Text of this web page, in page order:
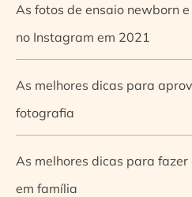
As fotos de ensaio newborn
no Instagram em 2021
As melhores dicas para
fotografia
As melhores dicas para
em família